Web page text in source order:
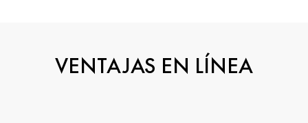
VENTAJAS EN LÍNEA